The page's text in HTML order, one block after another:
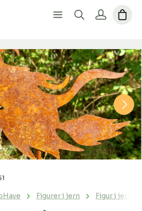
Figurer i jern Figur i jern |